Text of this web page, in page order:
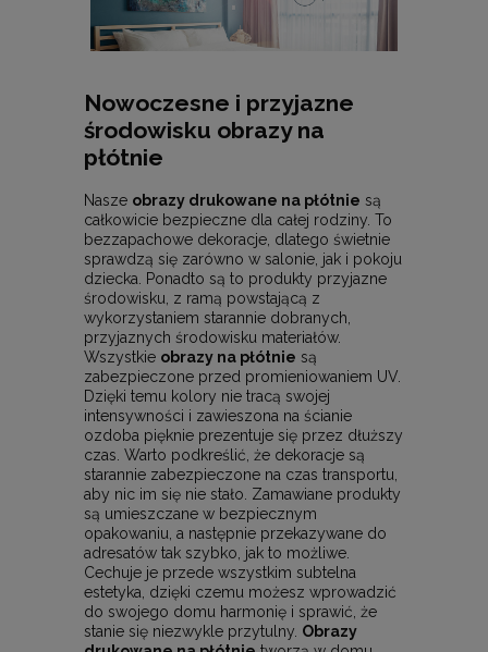
Nowoczesne i przyjazne
środowisku obrazy na
płótnie
Nasze obrazy drukowane na płótnie są
całkowicie bezpieczne dla całej rodziny. To
bezzapachowe dekoracje, dlatego świetnie
sprawdzą się zarówno w salonie, jak i pokoju
dziecka. Ponadto są to produkty przyjazne
środowisku, z ramą powstającą z
wykorzystaniem starannie dobranych,
przyjaznych środowisku materiałów.
Wszystkie obrazy na płótnie są
zabezpieczone przed promieniowaniem UV.
Dzięki temu kolory nie tracą swojej
intensywności i zawieszona na ścianie
ozdoba pięknie prezentuje się przez dłuższy
czas. Warto podkreślić, że dekoracje są
starannie zabezpieczone na czas transportu,
aby nic im się nie stało. Zamawiane produkty
są umieszczane w bezpiecznym
opakowaniu, a następnie przekazywane do
adresatów tak szybko, jak to możliwe.
Cechuje je przede wszystkim subtelna
estetyka, dzięki czemu możesz wprowadzić
do swojego domu harmonię i sprawić, że
stanie się niezwykle przytulny. Obrazy